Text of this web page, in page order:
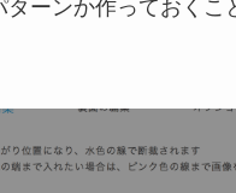
ターンか作っておくこ